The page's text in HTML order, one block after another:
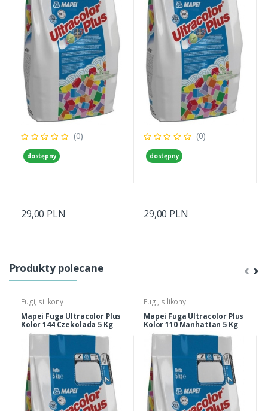
(0)
dostępny
29,00 PLN
(0)
dostępny
29,00 PLN
Produkty polecane
Fugi, silikony
Mapei Fuga Ultracolor Plus
Kolor 144 Czekolada 5 Kg
Fugi, silikony
Mapei Fuga Ultracolor Plus
Kolor 110 Manhattan 5 Kg